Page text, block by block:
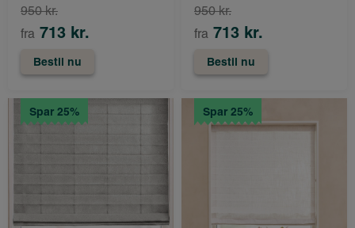
fra 713 kr.
950 kr.
Bestil nu
fra 713 kr.
950 kr.
Bestil nu
Spar 25% Spar 25%